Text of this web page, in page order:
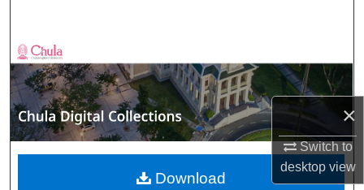
×
Switch to
desktopview
Browse Collections
My Account
About
Digital Commons Network™
Download